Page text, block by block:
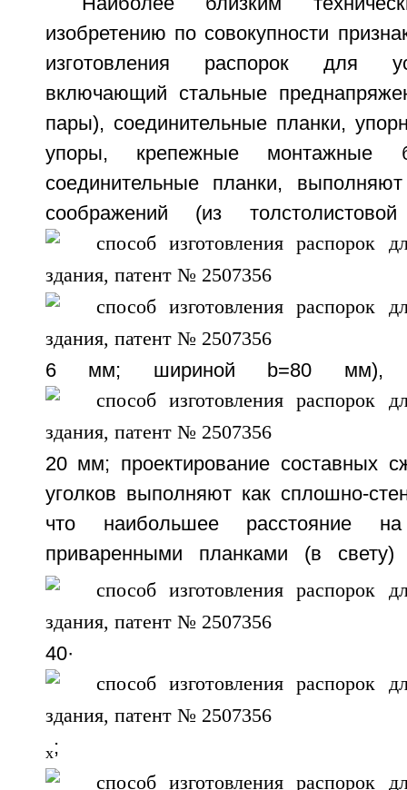
изобретению по совокупности
изготовления распорок для
включающий стальные
пары), соединительные планки,
упоры, крепежные монтажные
соединительные планки,
соображений (из
6 мм; шириной b=80 мм),
20 мм; проектирование составных
уголков выполняют как сплошно-
что наибольшее расстояние
приваренными планками (в
40·
х;